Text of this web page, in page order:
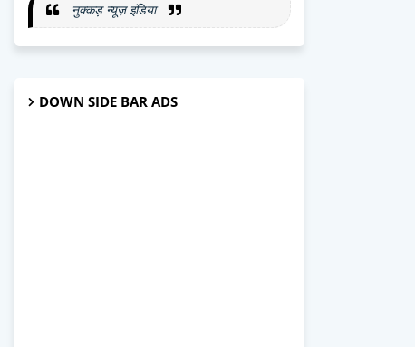
नुक्कड़ न्यूज़ इंडिया
DOWN SIDE BAR ADS